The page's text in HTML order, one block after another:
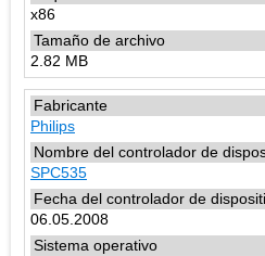
x86
2.82 MB
Philips
SPC535
06.05.2008